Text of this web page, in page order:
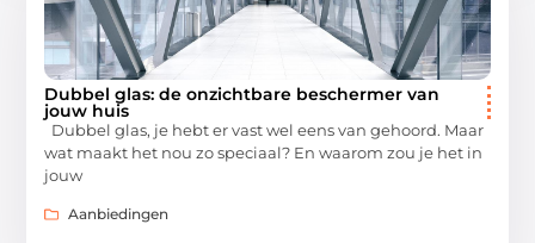
Dubbel glas: de onzichtbare beschermer van
jouw huis
Dubbel glas, je hebt er vast wel eens van gehoord. Maar
wat maakt het nou zo speciaal? En waarom zou je het in
jouw
Aanbiedingen